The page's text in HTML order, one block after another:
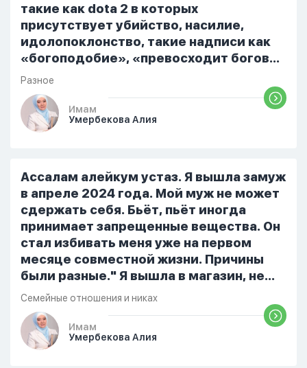
такие как dota 2 в которых
присутствует убийство, насилие,
идолопоклонство, такие надписи как
«богоподобие», «превосходит богов»,
но при этом человек полностью
признает и соблюдает все столпы
Ислама и эта игра не мешает ему
выполнять ему его обязанности по
является Единым Богом и не
принимает слова и контекст игры в
серьез, относиться к игре только как к
развлечению и...
Разное
Имам
Умербекова Алия
Ассалам алейкум устаз. Я вышла замуж
в апреле 2024 года. Мой муж не может
сдержать себя. Бьёт, пьёт иногда
принимает запрещенные вещества. Он
стал избивать меня уже на первом
месяце совместной жизни. Причины
были разные." Я вышла в магазин, не
помыла вовремя посуду, не
приготовила во время еду, прошу
немного времени и любви" он никогда
не свободен для меня. С 7 утра до 8
Семейные отношения и никах
Имам
Умербекова Алия